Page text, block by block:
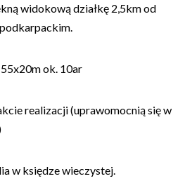
widokową działkę 2,5km od
ok. 10ar
realizacji (uprawomocnią się w
w księdze wieczystej.